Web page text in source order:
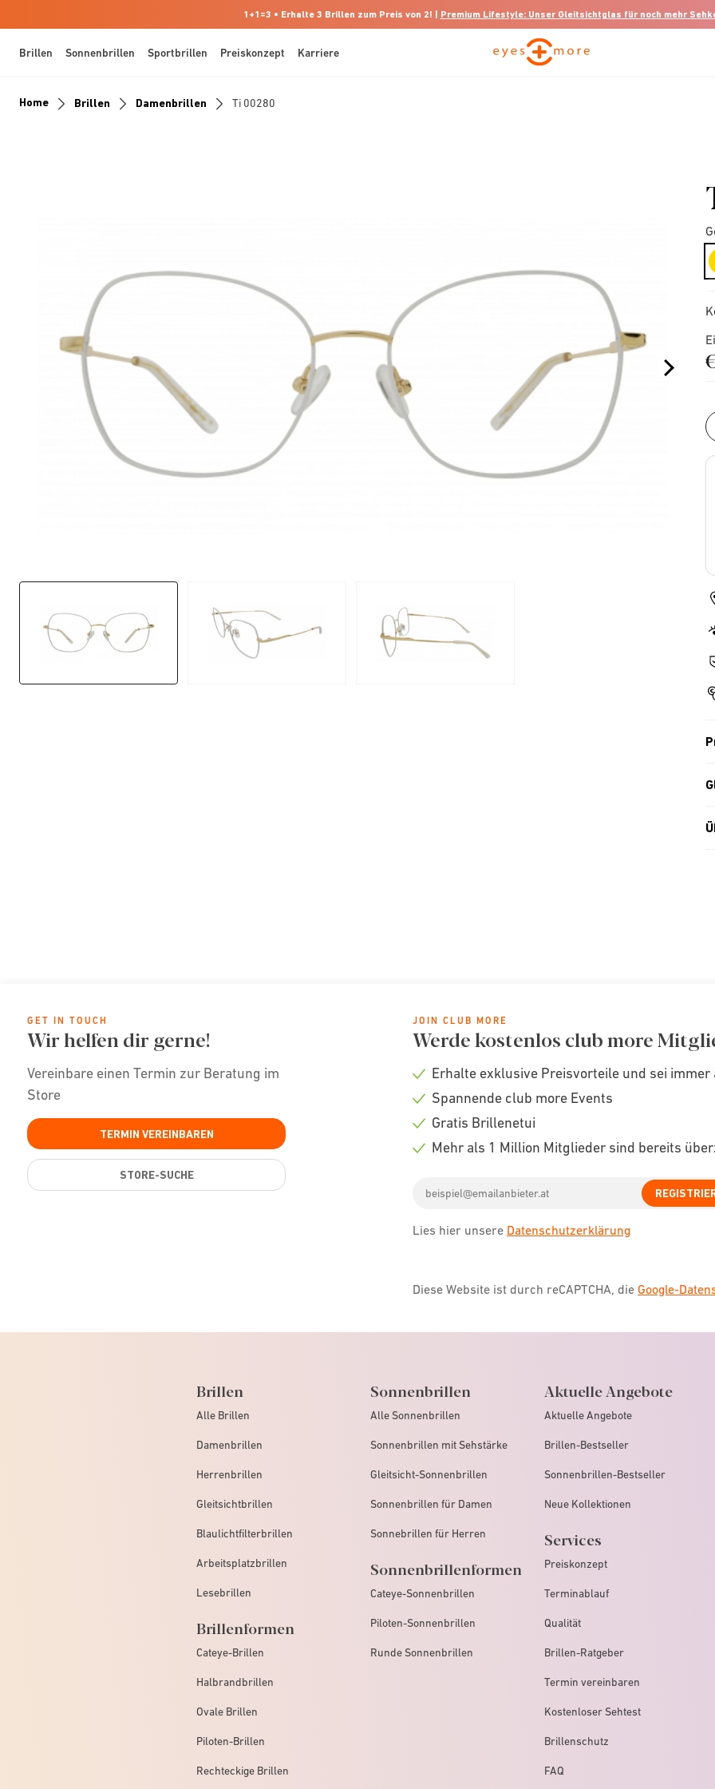
1+1=3 • Erhalte 3 Brillen zum Preis von 2! | Premium Lifestyle: Unser Gleitsichtglas für noch mehr
Brillen Sonnenbrillen Sportbrillen Preiskonzept Karriere
Home Brillen Damenbrillen Ti 00280
GET IN TOUCH
Wir helfen dir gerne!
Vereinbare einen Termin zur Beratung im
Store
TERMIN VEREINBAREN
STORE-SUCHE
JOIN CLUB MORE
Werde kostenlos club more
Check
Erhalte exklusive Preisvorteile und sei
Check
Spannende club more Events
Check
Gratis Brillenetui
Mehr als 1 Million Mitglieder sind bereits
address
Lies hier unsere Datenschutzerklärung
Diese Website ist durch reCAPTCHA, die Google-
Brillen
Alle Brillen
Damenbrillen
Herrenbrillen
Gleitsichtbrillen
Blaulichtfilterbrillen
Arbeitsplatzbrillen
Lesebrillen
Brillenformen
Cateye-Brillen
Halbrandbrillen
Ovale Brillen
Piloten-Brillen
Rechteckige Brillen
Sonnenbrillen
Alle Sonnenbrillen
Sonnenbrillen mit Sehstärke
Gleitsicht-Sonnenbrillen
Sonnenbrillen für Damen
Sonnebrillen für Herren
Sonnenbrillenformen
Cateye-Sonnenbrillen
Piloten-Sonnenbrillen
Runde Sonnenbrillen
Aktuelle Angebote
Aktuelle Angebote
Brillen-Bestseller
Sonnenbrillen-Bestseller
Neue Kollektionen
Services
Preiskonzept
Terminablauf
Qualität
Brillen-Ratgeber
Termin vereinbaren
Kostenloser Sehtest
Brillenschutz
FAQ